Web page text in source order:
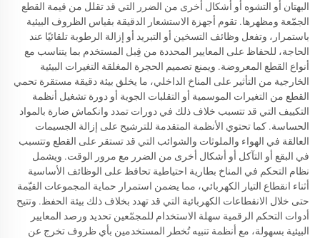
البهتان أو التشوه أو أشكال أخرى من الضرر التي قد تقلل من قيمة القطع
الجمّعة ومظهرها. تقوم أجهزة الاستشعار الدقيقة بقياس الظروف البيئية
باستمرار، وتفعل وظائف التسخين أو التبريد أو إزالة الرطوبة تلقائيًا عند
الحاجة، للحفاظ على المعايير المحددة من قِبل المستخدم بما يتناسب مع
أنواع القطع المعروضة. ويمنع تصميم الحجرة المغلقة التغيرات البيئية
الخارجية من التأثير على المناخ الداخلي، ما يخلق بيئة دقيقة مستقرة تحمي
القطع من التغيرات الموسمية أو التقلبات الجوية أو دورة تشغيل أنظمة
التكييف التي قد تتسبب خلاف ذلك في دورات تمدد وانكماش ضارة بالمواد
الحساسة. كما تحتوي الأنظمة المتقدمة للترشيح على إزالة الجسيمات
العالقة في الهواء والملوثات والشوائب التي قد تستقر على القطع وتتسبب
في البقع أو التآكل أو أشكال أخرى من الضرر مع مرور الوقت. ويشمل
نظام التحكم في المناخ بطارية احتياطية تحافظ على الوظائف الأساسية
أثناء انقطاع التيار الكهربائي، مما يضمن استمرار حماية المجموعات القيّمة
حتى خلال الانقطاعات الكهربائية التي قد تهدد بخلاف ذلك بيئة الحفظ. وتتيح
أدوات التحكم الرقمية سهلة الاستخدام للمجمّعين تحديد ورصد المعايير
البيئية بسهولة، مع أنظمة تنبيه تُخطر المستخدمين بأي ظروف تخرج عن